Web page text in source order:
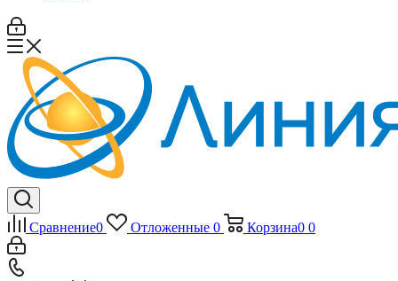
Сравнение0 Отложенные 0 Корзина0 0